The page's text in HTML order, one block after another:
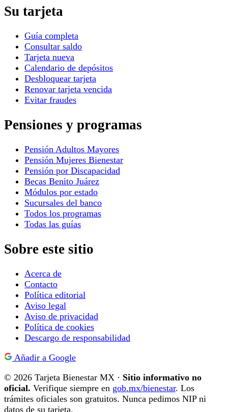
Su tarjeta
Guía completa
Consultar saldo
Tarjeta nueva
Calendario de depósitos
Desbloquear tarjeta
Renovar tarjeta vencida
Evitar fraudes
Pensiones y programas
Pensión Adultos Mayores
Pensión Mujeres Bienestar
Pensión por Discapacidad
Becas Benito Juárez
Módulos por estado
Sucursales del banco
Todos los programas
Todas las guías
Sobre este sitio
Acerca de
Contacto
Política editorial
Aviso legal
Aviso de privacidad
Política de cookies
Descargo de responsabilidad
Añadir a Google
© 2026 Tarjeta Bienestar MX · Sitio informativo no
oficial. Verifique siempre en gob.mx/bienestar. Los
trámites oficiales son gratuitos. Nunca pedimos NIP ni
datos de su tarjeta.